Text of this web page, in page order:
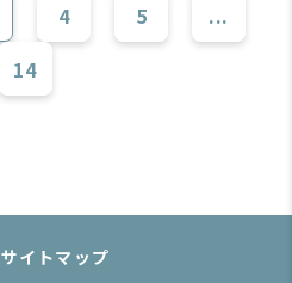
4 5
...
14
サイトマップ